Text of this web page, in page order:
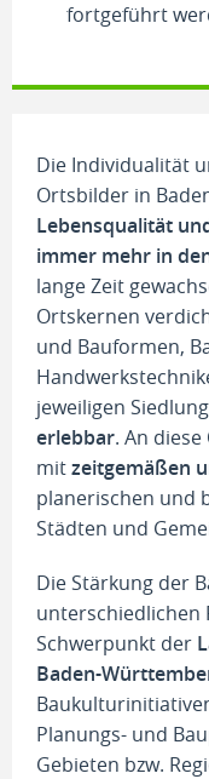
fortgeführt
Die Individualität
Ortsbilder in
Lebensqualität
immer mehr in
lange Zeit
Ortskernen
und Bauformen,
jeweiligen
erlebbar. An
mitzeitgemäßen
planerischen und
Städten und
Die Stärkung der
unterschiedlichen
Schwerpunkt der
Baden-
Planungs- und
Gebieten bzw.